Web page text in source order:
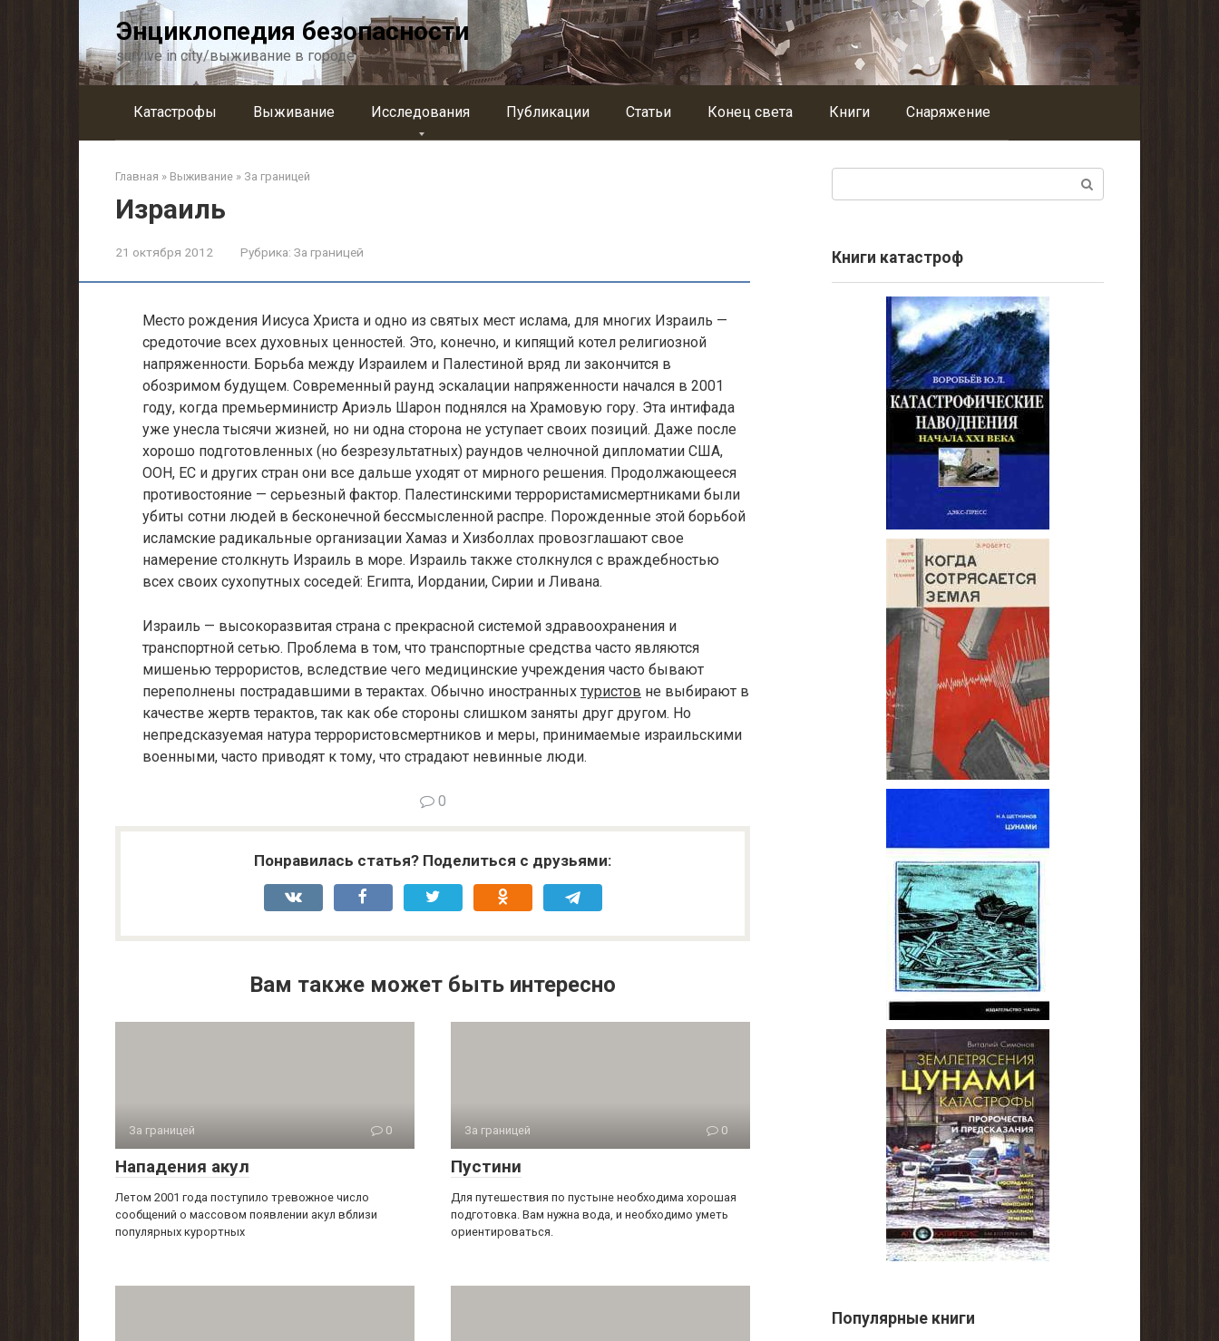
Энциклопедия безопасности
survive in city/выживание в городе
Катастрофы Выживание Исследования Публикации Статьи Конец света Книги Снаряжение
Главная » Выживание » За границей
Израиль
21 октября 2012 Рубрика: За границей
Место рождения Иисуса Христа и одно из святых мест ислама, для многих Израиль —
средоточие всех духовных ценностей. Это, конечно, и кипящий котел религиозной
напряженности. Борьба между Израилем и Палестиной вряд ли закончится в
обозримом будущем. Современный раунд эскалации напряженности начался в 2001
году, когда премьерминистр Ариэль Шарон поднялся на Храмовую гору. Эта интифада
уже унесла тысячи жизней, но ни одна сторона не уступает своих позиций. Даже после
хорошо подготовленных (но безрезультатных) раундов челночной дипломатии США,
ООН, ЕС и других стран они все дальше уходят от мирного решения. Продолжающееся
противостояние — серьезный фактор. Палестинскими террористамисмертниками были
убиты сотни людей в бесконечной бессмысленной распре. Порожденные этой борьбой
исламские радикальные организации Хамаз и Хизболлах провозглашают свое
намерение столкнуть Израиль в море. Израиль также столкнулся с враждебностью
всех своих сухопутных соседей: Египта, Иордании, Сирии и Ливана.
Израиль — высокоразвитая страна с прекрасной системой здравоохранения и
транспортной сетью. Проблема в том, что транспортные средства часто являются
мишенью террористов, вследствие чего медицинские учреждения часто бывают
переполнены пострадавшими в терактах. Обычно иностранных туристов не выбирают в
качестве жертв терактов, так как обе стороны слишком заняты друг другом. Но
непредсказуемая натура террористовсмертников и меры, принимаемые израильскими
военными, часто приводят к тому, что страдают невинные люди.
0
Понравилась статья? Поделиться с друзьями:
Вам также может быть интересно
За границей 0
Нападения акул
Летом 2001 года поступило тревожное число
сообщений о массовом появлении акул вблизи
популярных курортных
За границей 0
Пустини
Для путешествия по пустыне необходима хорошая
подготовка. Вам нужна вода, и необходимо уметь
ориентироваться.
Книги катастроф
Популярные книги